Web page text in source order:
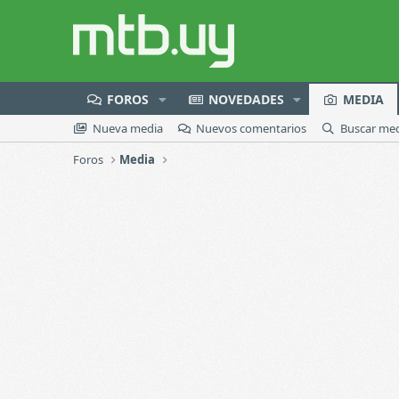
FOROS NOVEDADES MEDIA
Nueva media Nuevos comentarios
Buscar
Foros
Media